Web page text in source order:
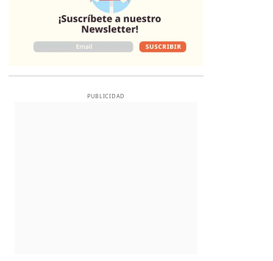
PUBLICIDAD